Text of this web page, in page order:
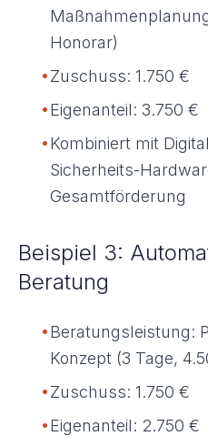
Honorar)
•Zuschuss: 1.750 €
•Eigenanteil: 3.750 €
•Kombiniert mit
Sicherheits-
Gesamtförderung
Beispiel 3:
Beratung
•Beratungsleistung:
Konzept (3 Tage,
•Zuschuss: 1.750 €
•Eigenanteil: 2.750 €